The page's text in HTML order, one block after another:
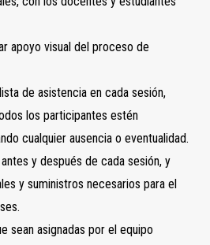
apoyo visual del proceso de
de asistencia en cada sesión,
los participantes estén
cualquier ausencia o eventualidad.
y después de cada sesión, y
y suministros necesarios para el
sean asignadas por el equipo